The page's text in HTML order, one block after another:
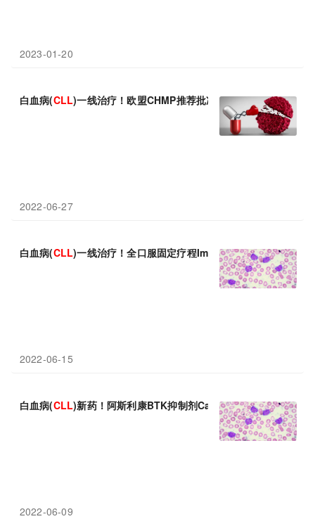
2023-01-20
白血病(CLL)一线治疗！欧盟CHMP推荐批准全口服固定疗程
2022-06-27
白血病(CLL)一线治疗！全口服固定疗程Imbruvica+Venclexta(
2022-06-15
白血病(CLL)新药！阿斯利康BTK抑制剂Calquence一线治疗随访
2022-06-09